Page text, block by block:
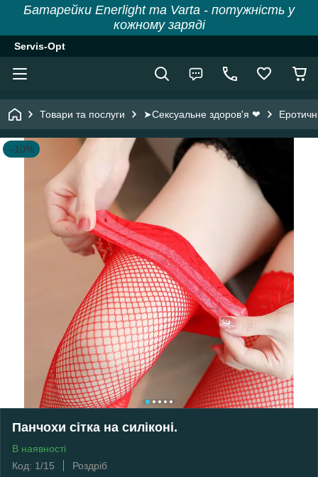
Батарейки Enerlight та Varta - потужність у
кожному заряді
Servis-Opt
Товари та послуги ➤Сексуальне здоров'я ❤
–10%
Панчохи сітка на силіконі.
В наявності
Код: 1/15
Роздріб